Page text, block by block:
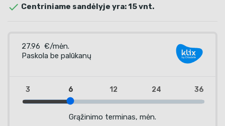
 Centriniame sandėlyje yra: 15 vnt.